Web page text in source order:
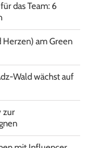
das Team: 6
Herzen) am Green
Wald wächst auf
zur